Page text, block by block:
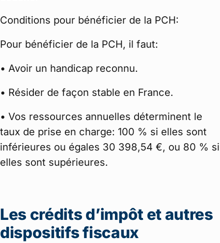
Conditions pour bénéficier de la PCH:
Pour bénéficier de la PCH, il faut:
• Avoir un handicap reconnu.
• Résider de façon stable en France.
• Vos ressources annuelles déterminent le
taux de prise en charge: 100 % si elles sont
inférieures ou égales 30 398,54 €, ou 80 % si
elles sont supérieures.
Les crédits d’impôt et autres
dispositifs fiscaux